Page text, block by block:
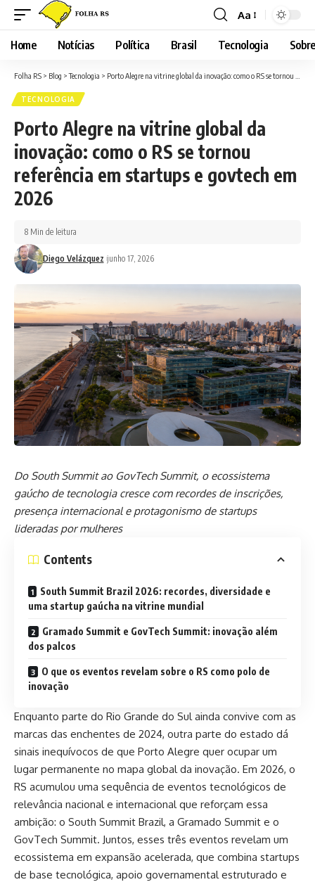
Font
Resizer
Aa
Home Notícias Política Brasil Tecnologia
Folha RS > Blog >Tecnologia > Porto Alegre na vitrine global da inovação: como o RS se tornou referência em startups e govtech em 2026
TECNOLOGIA
Porto Alegre na vitrine global da
inovação: como o RS se tornou
referência em startups e govtech em
2026
Diego Velázquez junho 17, 2026
8 Min de leitura
Do South Summit ao GovTech Summit, o ecossistema
gaúcho de tecnologia cresce com recordes de inscrições,
presença internacional e protagonismo de startups
lideradas por mulheres
Contents
South Summit Brazil 2026: recordes, diversidade e
uma startup gaúcha na vitrine mundial
Gramado Summit e GovTech Summit: inovação além
dos palcos
O que os eventos revelam sobre o RS como polo de
inovação
Enquanto parte do Rio Grande do Sul ainda convive com as
marcas das enchentes de 2024, outra parte do estado dá
sinais inequívocos de que Porto Alegre quer ocupar um
lugar permanente no mapa global da inovação. Em 2026, o
RS acumulou uma sequência de eventos tecnológicos de
relevância nacional e internacional que reforçam essa
ambição: o South Summit Brazil, a Gramado Summit e o
GovTech Summit. Juntos, esses três eventos revelam um
ecossistema em expansão acelerada, que combina startups
de base tecnológica, apoio governamental estruturado e